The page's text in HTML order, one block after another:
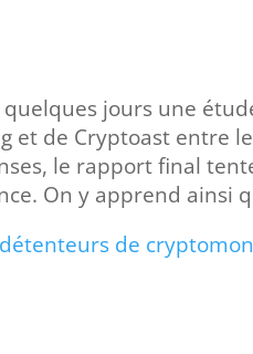
jours une
et de Cryptoast entre
le rapport final
On y apprend ainsi
de